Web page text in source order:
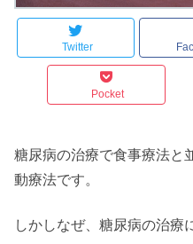
Twitter
Pocket
糖尿病の治療で食事療法と
動療法です。
しかしなぜ、糖尿病の治療